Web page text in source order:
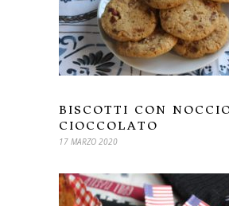
BISCOTTI CON
CIOCCOLATO
17 MARZO 2020